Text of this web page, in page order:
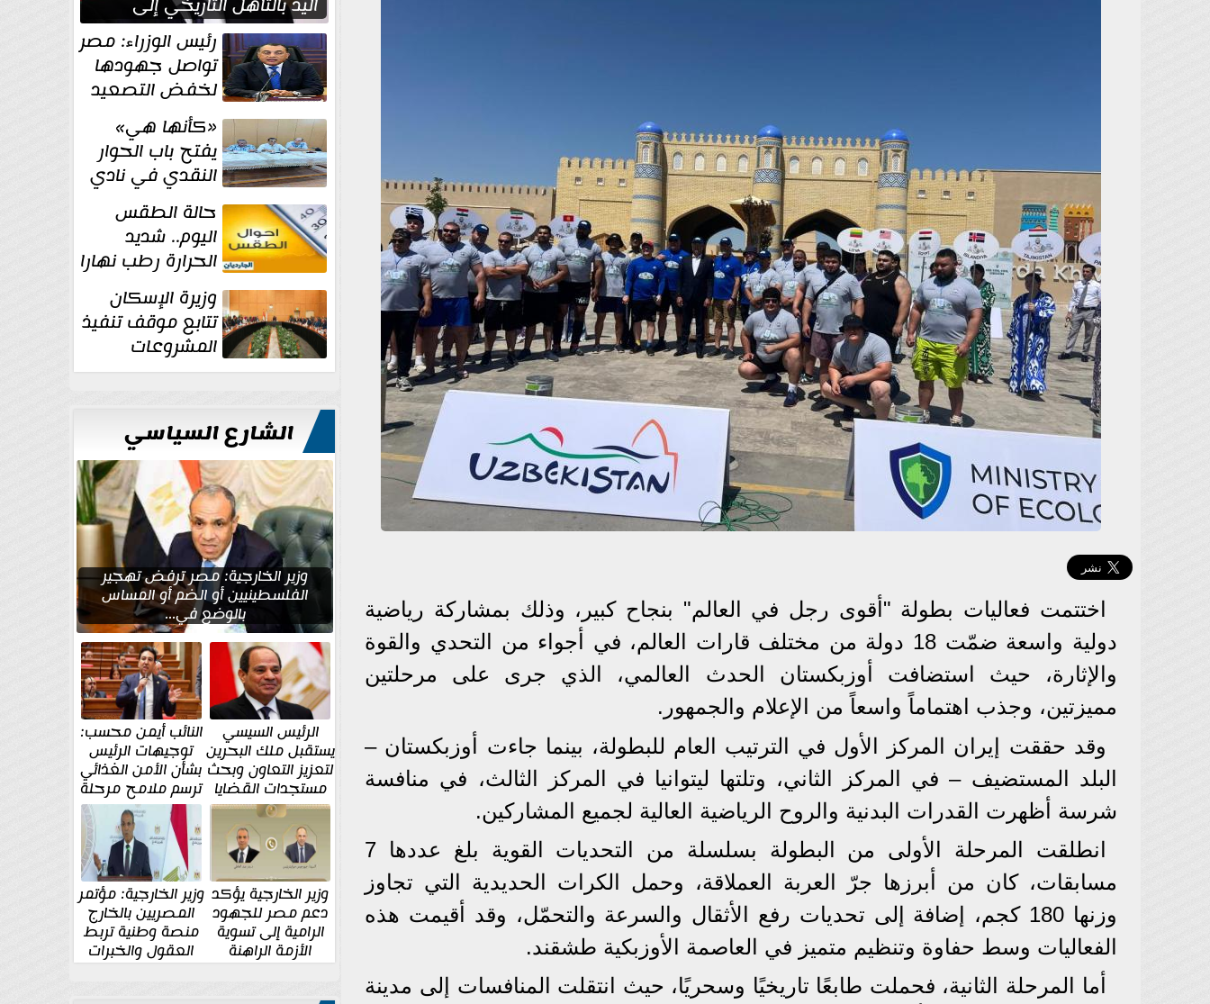
اختتمت فعاليات بطولة "أقوى رجل في العالم" بنجاح كبير، وذلك بمشاركة رياضية
دولية واسعة ضمّت 18 دولة من مختلف قارات العالم، في أجواء من التحدي والقوة
والإثارة، حيث استضافت أوزبكستان الحدث العالمي، الذي جرى على مرحلتين
مميزتين، وجذب اهتماماً واسعاً من الإعلام والجمهور.
وقد حققت إيران المركز الأول في الترتيب العام للبطولة، بينما جاءت أوزبكستان –
البلد المستضيف – في المركز الثاني، وتلتها ليتوانيا في المركز الثالث، في منافسة
شرسة أظهرت القدرات البدنية والروح الرياضية العالية لجميع المشاركين.
انطلقت المرحلة الأولى من البطولة بسلسلة من التحديات القوية بلغ عددها 7
مسابقات، كان من أبرزها جرّ العربة العملاقة، وحمل الكرات الحديدية التي تجاوز
وزنها 180 كجم، إضافة إلى تحديات رفع الأثقال والسرعة والتحمّل، وقد أقيمت هذه
الفعاليات وسط حفاوة وتنظيم متميز في العاصمة الأوزبكية طشقند.
أما المرحلة الثانية، فحملت طابعًا تاريخيًا وسحريًا، حيث انتقلت المنافسات إلى مدينة
نصف نهائي كأس العالم
رئيس الوزراء: مصر
تواصل جهودها
لخفض التصعيد
والحفاظ على
الاستقرار الإقليمي«كأنها هي»
يفتح باب الحوار
النقدي في نادي
أدب مصر الجديدة
حالة الطقس
اليوم.. شديد
الحرارة رطب نهارا
مائل للحرارة رطب
ليلا.. و... وزيرة الإسكان
تتابع موقف تنفيذ
المشروعات
والخطة
للتعميرالشارع السياسي
وزير الخارجية: مصر ترفض تهجير
الفلسطينيين أو الضم أو المساس
بالوضع في...
الرئيس السيسي
يستقبل ملك البحرين
لتعزيز التعاون وبحث
مستجدات القضايا
الإقليمية والدولية
النائب أيمن محسب:
توجيهات الرئيس
بشأن الأمن الغذائي
ترسم ملامح مرحلة
جديدة
وزير الخارجية يؤكد
دعم مصر للجهود
الرامية إلى تسوية
الأزمة الراهنة
وزير الخارجية: مؤتمر
المصريين بالخارج
منصة وطنية تربط
العقول والخبرات
المصرية بالدولة